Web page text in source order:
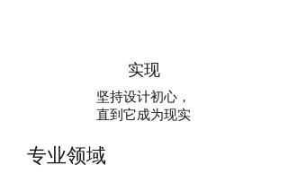
实现
坚持设计初心，
直到它成为现实
专业领域